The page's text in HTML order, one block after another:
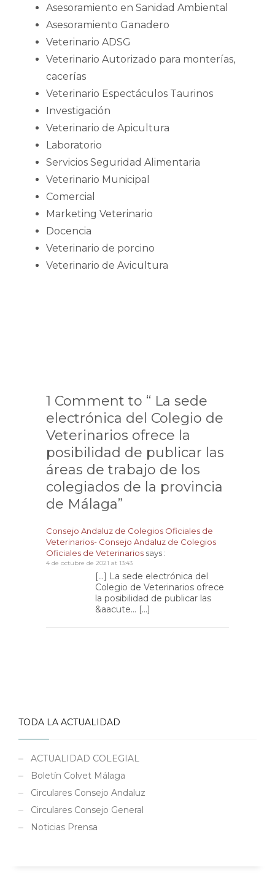
Asesoramiento en Sanidad Ambiental
Asesoramiento Ganadero
Veterinario ADSG
Veterinario Autorizado para monterías,
cacerías
Veterinario Espectáculos Taurinos
Investigación
Veterinario de Apicultura
Laboratorio
Servicios Seguridad Alimentaria
Veterinario Municipal
Comercial
Marketing Veterinario
Docencia
Veterinario de porcino
Veterinario de Avicultura
1 Comment to “ La sede
electrónica del Colegio de
Veterinarios ofrece la
posibilidad de publicar las
áreas de trabajo de los
colegiados de la provincia
de Málaga”
Consejo Andaluz de Colegios Oficiales de
Veterinarios- Consejo Andaluz de Colegios
Oficiales de Veterinarios says :
4 de octubre de 2021 at 13:43
[…] La sede electrónica del
Colegio de Veterinarios ofrece
la posibilidad de publicar las
&aacute… […]
TODA LA ACTUALIDAD
ACTUALIDAD COLEGIAL
Boletín Colvet Málaga
Circulares Consejo Andaluz
Circulares Consejo General
Noticias Prensa